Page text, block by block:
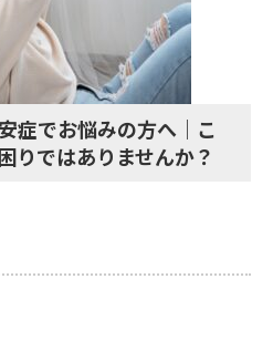
症でお悩みの方へ｜こ
りではありませんか？